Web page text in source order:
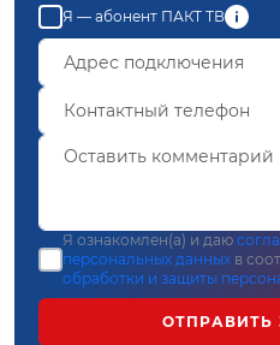
Я — абонент ПАКТ ТВ
Я ознакомлен(а) и даю
персональных данных в
обработки и защиты
ОТПРАВИТЬ